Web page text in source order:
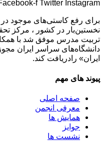
f Twitter Instagram
برای رفع كاستی‌های موجود در
نخستین‌بار در كشور ، مركز
تربیت مدرس موفق شد با
دانشگاه‌های سراسر ایران
ایران» رادریافت كند.
پیوند های مهم
صفحه اصلی
معرفی انجمن
همایش ها
جوایز
نشست ها